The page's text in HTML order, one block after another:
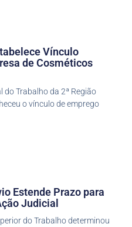
Vínculo
de Cosméticos
do Trabalho da 2ª Região
o vínculo de emprego
Estende Prazo para
Judicial
do Trabalho determinou